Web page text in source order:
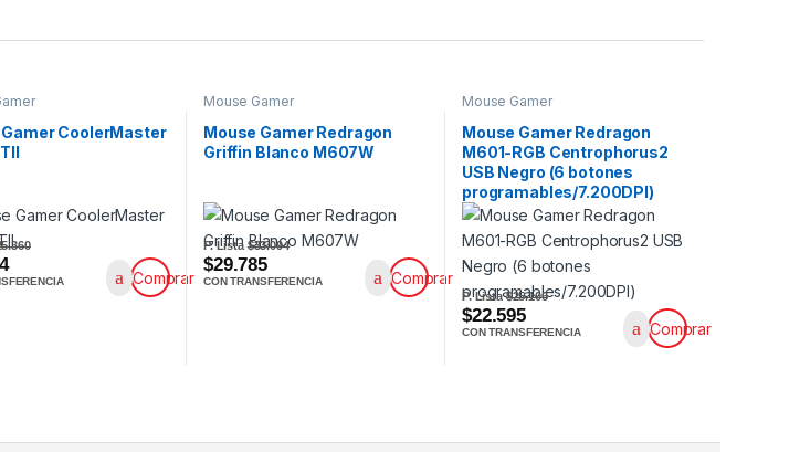
CoolerMaster
Comprar
Mouse Gamer
Mouse Gamer Redragon
Griffin Blanco M607W
P. Lista$33.094
$29.785
CON TRANSFERENCIA Comprar
Mouse Gamer
Mouse Gamer Redragon
M601-RGB Centrophorus2
USB Negro (6 botones
programables/7.200DPI)
P. Lista$25.106
$22.595
CON TRANSFERENCIA Comprar